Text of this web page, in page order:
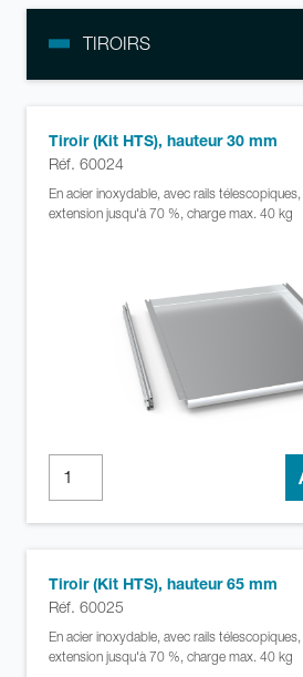
TIROIRS
Tiroir (Kit HTS), hauteur 30 mm
Réf. 60024
En acier inoxydable, avec rails
extension jusqu'à 70 %, charge max. 40 kg
Tiroir (Kit HTS), hauteur 65 mm
Réf. 60025
En acier inoxydable, avec rails
extension jusqu'à 70 %, charge max. 40 kg